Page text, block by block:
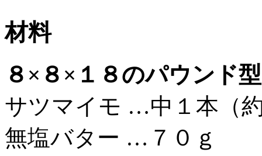
材料
８×８×１８のパウンド型
サツマイモ …中１本（
無塩バター …７０ｇ